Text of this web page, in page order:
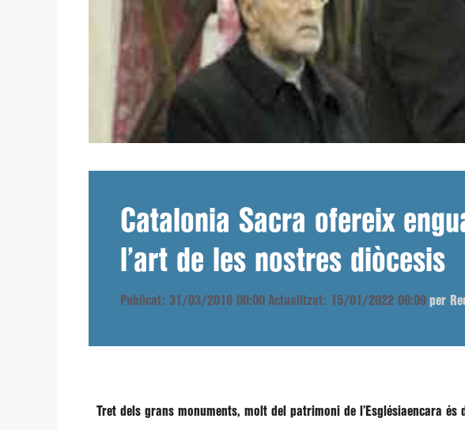
Catalonia Sacra ofereix
l’art de les nostres diòcesis
Publicat: 31/03/2016 00:00 Actualitzat: 15/01/2022 09:09 per
Tret dels grans monuments, molt del patrimoni de l’Esglésiaencara és